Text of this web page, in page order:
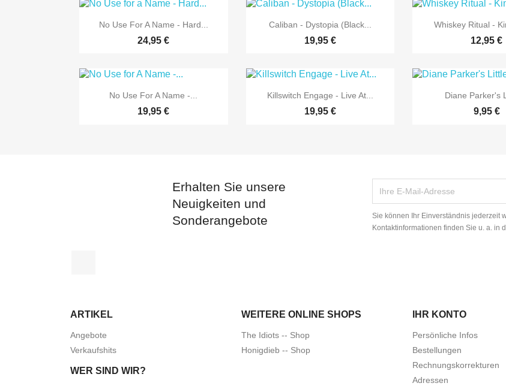
 Vorschau
No Use For A Name - Hard...
24,95 €
 Vorschau
Caliban - Dystopia (Black...
19,95 €

Whiskey Ritual -
12,95 €
 Vorschau
No Use For A Name -...
19,95 €
 Vorschau
Killswitch Engage - Live At...
19,95 €

Diane Parker's
9,95 €
Erhalten Sie unsere
Neuigkeiten und
Sonderangebote
Sie können Ihr Einverständnis jederzeit
Kontaktinformationen finden Sie u. a. in
ARTIKEL
Angebote
Verkaufshits
WEITERE ONLINE SHOPS
The Idiots -- Shop
Honigdieb -- Shop
WER SIND WIR?
IHR KONTO
Persönliche Infos
Bestellungen
Rechnungskorrekturen
Adressen